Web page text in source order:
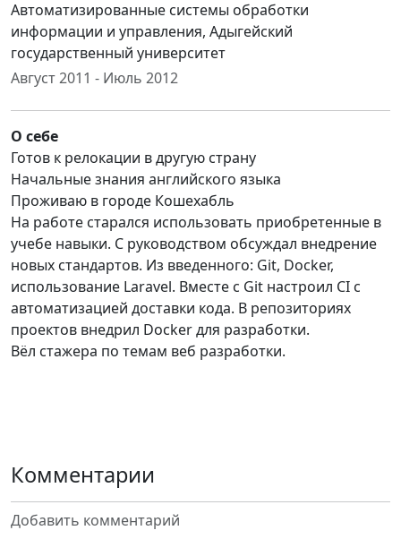
Автоматизированные системы обработки
информации и управления, Адыгейский
государственный университет
Август 2011 - Июль 2012
О себе
Готов к релокации в другую страну
Начальные знания английского языка
Проживаю в городе Кошехабль
На работе старался использовать приобретенные в
учебе навыки. С руководством обсуждал внедрение
новых стандартов. Из введенного: Git, Docker,
использование Laravel. Вместе с Git настроил CI с
автоматизацией доставки кода. В репозиториях
проектов внедрил Docker для разработки.
Вёл стажера по темам веб разработки.
Комментарии
Добавить комментарий